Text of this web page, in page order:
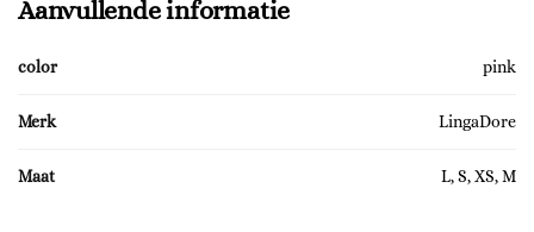
Aanvullende informatie
color pink
Merk LingaDore
Maat L, S, XS, M